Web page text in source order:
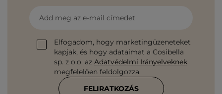
Add meg az e-mail címedet
Elfogadom, hogy marketingüzeneteket
kapjak, és hogy adataimat a Cosibella
sp. z o.o. az Adatvédelmi Irányelveknek
megfelelően feldolgozza.
FELIRATKOZÁS